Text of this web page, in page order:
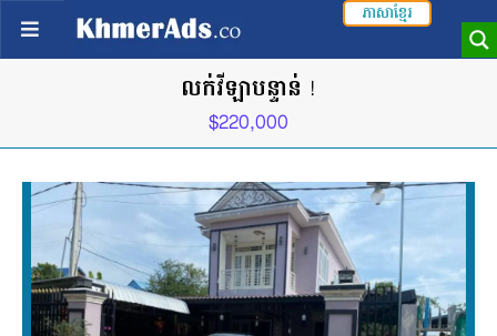
ភាសាខ្មែរ
លក់វីឡាបន្ទាន់ !
$220,000